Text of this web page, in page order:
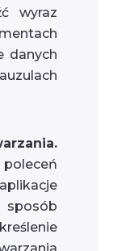
wyraz
danych